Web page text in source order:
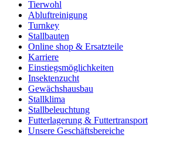
Tierwohl
Abluftreinigung
Turnkey
Stallbauten
Online shop & Ersatzteile
Karriere
Einstiegsmöglichkeiten
Insektenzucht
Gewächshausbau
Stallklima
Stallbeleuchtung
Futterlagerung & Futtertransport
Unsere Geschäftsbereiche